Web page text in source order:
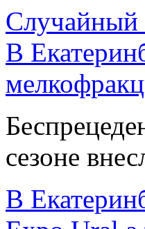
Случайный
В
сезоне
В